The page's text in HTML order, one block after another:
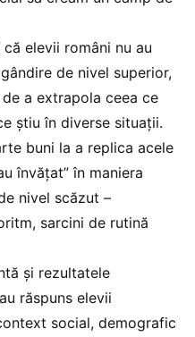
elevii români nu au
de nivel superior,
a extrapola ceea ce
știu în diverse situații.
buni la a replica acele
învățat” în maniera
nivel scăzut –
sarcini de rutină
și rezultatele
răspuns elevii
social, demografic